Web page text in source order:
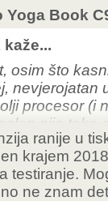
Yoga Book
osim što
nevjerojatan
procesor (i
nije tako
jer izrsno
ranije u
krajem
testiranje.
ne znam